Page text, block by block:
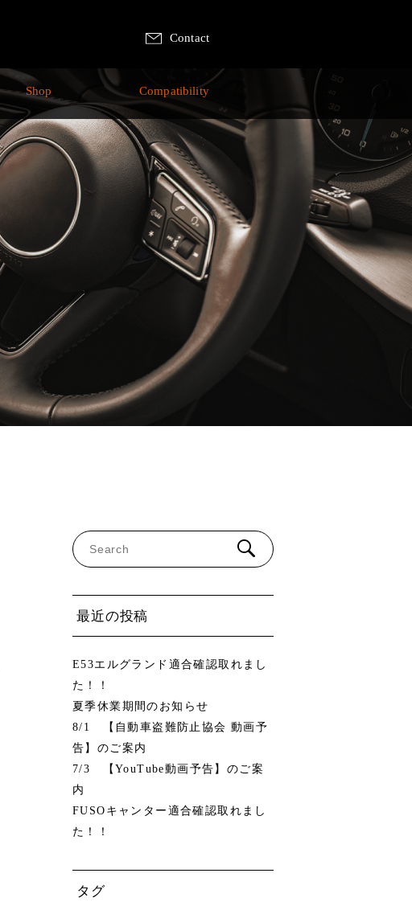
Contact
Shop Compatibility
最近の投稿
E53エルグランド適合確認取れまし
た！！
夏季休業期間のお知らせ
8/1 【自動車盗難防止協会 動画予
告】のご案内
7/3 【YouTube動画予告】のご案
内
FUSOキャンター適合確認取れまし
た！！
タグ